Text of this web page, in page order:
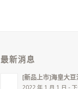
最新消息
[新品上市]海皇大
2022 年 1 月 1 日 -